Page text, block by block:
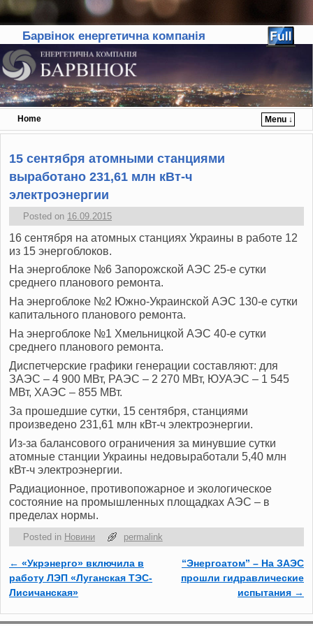
Барвінок енергетична компанія
Home
Menu ↓
Skip to primary content
Skip to secondary content
15 сентября атомными станциями
выработано 231,61 млн кВт-ч
электроэнергии
Posted on 16.09.2015
16 сентября на атомных станциях Украины в работе 12
из 15 энергоблоков.
На энергоблоке №6 Запорожской АЭС 25-е сутки
среднего планового ремонта.
На энергоблоке №2 Южно-Украинской АЭС 130-е сутки
капитального планового ремонта.
На энергоблоке №1 Хмельницкой АЭС 40-е сутки
среднего планового ремонта.
Диспетчерские графики генерации составляют: для
ЗАЭС – 4 900 МВт, РАЭС – 2 270 МВт, ЮУАЭС – 1 545
МВт, ХАЭС – 855 МВт.
За прошедшие сутки, 15 сентября, станциями
произведено 231,61 млн кВт-ч электроэнергии.
Из-за балансового ограничения за минувшие сутки
атомные станции Украины недовыработали 5,40 млн
кВт-ч электроэнергии.
Радиационное, противопожарное и экологическое
состояние на промышленных площадках АЭС ‒ в
пределах нормы.
Posted in Новини permalink
Post navigation
← «Укрэнерго» включила в
работу ЛЭП «Луганская ТЭС-
Лисичанская»
“Энергоатом” – На ЗАЭС
прошли гидравлические
испытания →